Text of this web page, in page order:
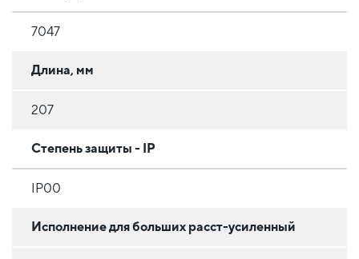
7047
Длина, мм
207
Степень защиты - IP
IP00
Исполнение для больших расст-усиленный